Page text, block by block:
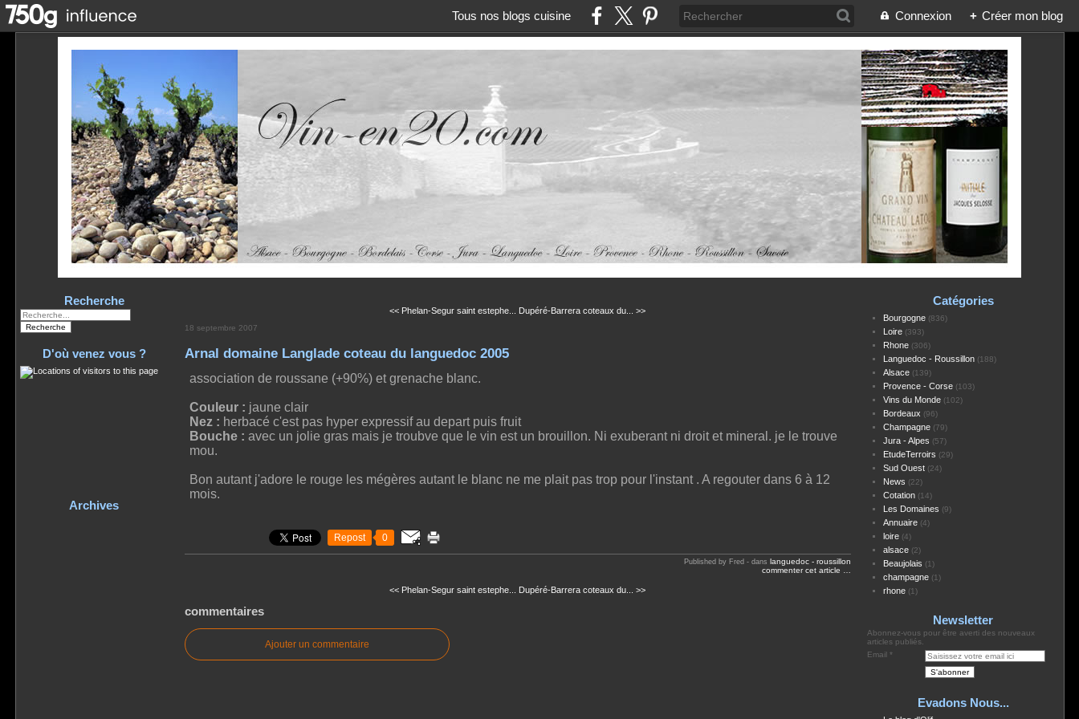
Tous nos blogs cuisine Connexion + Créer mon blog
Recherche
D'où venez vous ?
Archives
<< Phelan-Segur saint estephe... Dupéré-Barrera coteaux du... >>
18 septembre 2007
Arnal domaine Langlade coteau du languedoc 2005
association de roussane (+90%) et grenache blanc.
Couleur : jaune clair
Nez : herbacé c'est pas hyper expressif au depart puis fruit
Bouche : avec un jolie gras mais je troubve que le vin est un brouillon. Ni exuberant ni droit et mineral. je le trouve
mou.
Bon autant j'adore le rouge les mégères autant le blanc ne me plait pas trop pour l'instant . A regouter dans 6 à 12
mois.
Repost 0
Published by Fred -dans languedoc - roussillon
commenter cet article
<< Phelan-Segur saint estephe... Dupéré-Barrera coteaux du... >>
commentaires
Ajouter un commentaire
Catégories
Bourgogne(836)
Loire(393)
Rhone(306)
Languedoc - Roussillon(188)
Alsace(139)
Provence - Corse(103)
Vins du Monde(102)
Bordeaux (96)
Champagne(79)
Jura - Alpes (57)
EtudeTerroirs (29)
Sud Ouest(24)
News (22)
Cotation(14)
Les Domaines (9)
Annuaire(4)
loire(4)
alsace(2)
Beaujolais (1)
champagne(1)
rhone(1)
Newsletter
Abonnez-vous pour être averti des nouveaux
articles publiés.
Email
Evadons Nous...